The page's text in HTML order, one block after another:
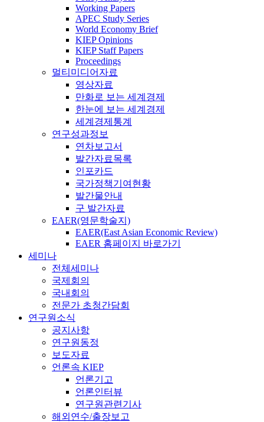
Working Papers
APEC Study Series
World Economy Brief
KIEP Opinions
KIEP Staff Papers
Proceedings
멀티미디어자료
영상자료
만화로 보는 세계경제
한눈에 보는 세계경제
세계경제통계
연구성과정보
연차보고서
발간자료목록
인포카드
국가정책기여현황
발간물안내
구 발간자료
EAER(영문학술지)
EAER(East Asian Economic Review)
EAER 홈페이지 바로가기
세미나
전체세미나
국제회의
국내회의
전문가 초청간담회
연구원소식
공지사항
연구원동정
보도자료
언론속 KIEP
언론기고
언론인터뷰
연구원관련기사
해외연수/출장보고